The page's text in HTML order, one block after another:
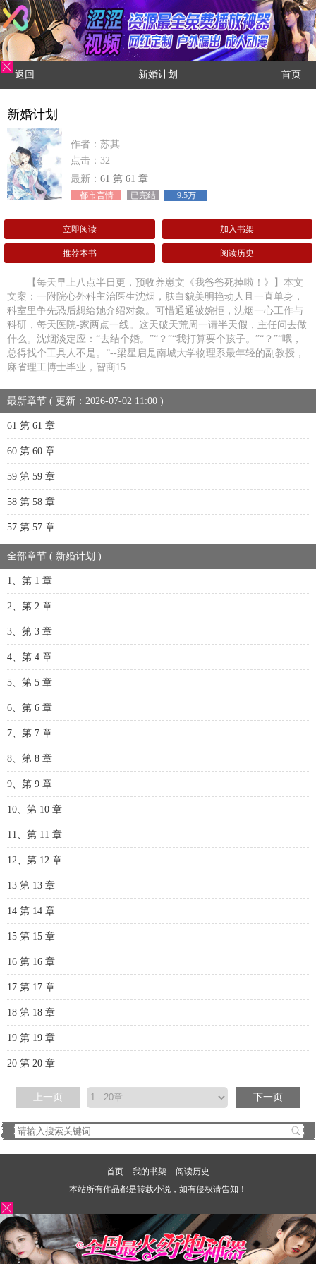
返回 新婚计划 首页
新婚计划
作者：苏其
点击：32
最新： 61 第 61 章
都市言情 已完结 9.5万
立即阅读 加入书架
推荐本书 阅读历史
【每天早上八点半日更，预收养崽文《我爸爸死掉啦！》】本文
文案：一附院心外科主治医生沈烟，肤白貌美明艳动人且一直单身，
科室里争先恐后想给她介绍对象。可惜通通被婉拒，沈烟一心工作与
科研，每天医院-家两点一线。这天破天荒周一请半天假，主任问去做
什么。沈烟淡定应：“去结个婚。”“？”“我打算要个孩子。”“？”“哦，
总得找个工具人不是。”--梁星启是南城大学物理系最年轻的副教授，
麻省理工博士毕业，智商15
最新章节 ( 更新：2026-07-02 11:00 )
61 第 61 章
60 第 60 章
59 第 59 章
58 第 58 章
57 第 57 章
全部章节 ( 新婚计划 )
1、第 1 章
2、第 2 章
3、第 3 章
4、第 4 章
5、第 5 章
6、第 6 章
7、第 7 章
8、第 8 章
9、第 9 章
10、第 10 章
11、第 11 章
12、第 12 章
13 第 13 章
14 第 14 章
15 第 15 章
16 第 16 章
17 第 17 章
18 第 18 章
19 第 19 章
20 第 20 章
上一页 下一页
首页 我的书架
阅读历史
本站所有作品都是转载小说，如有侵权请告知！